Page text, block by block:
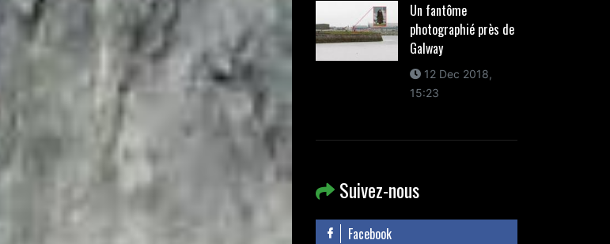
Un fantôme
photographié près de
Galway
12 Dec 2018,
15:23
Suivez-nous
Facebook